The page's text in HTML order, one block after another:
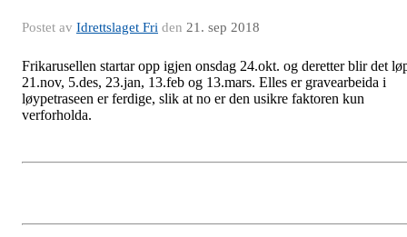
Postet av Idrettslaget Fri den 21. sep 2018
Frikarusellen startar opp igjen onsdag 24.okt. og deretter blir det
21.nov, 5.des, 23.jan, 13.feb og 13.mars. Elles er gravearbeida i
løypetraseen er ferdige, slik at no er den usikre faktoren kun
verforholda.